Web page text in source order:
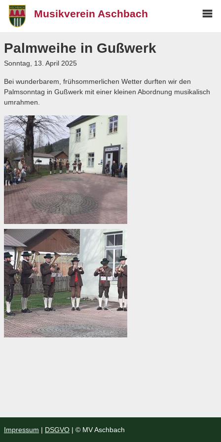
Musikverein Aschbach
Der Vorstand
Besetzung
Chronik
Termine
Blog
Archiv
Freunde
Weisenbläser
Media
Kontakt
Palmweihe in Gußwerk
Sonntag, 13. April 2025
Bei wunderbarem, frühsommerlichen Wetter durften wir den
Palmsonntag in Gußwerk mit einer kleinen Abordnung musikalisch
umrahmen.
Impressum | DSGVO | © MV Aschbach